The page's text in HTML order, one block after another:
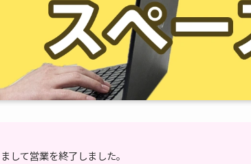
して営業を終了しました。